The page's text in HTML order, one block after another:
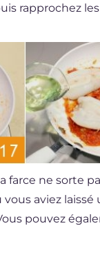
rapprochez
farce ne sorte
vous aviez
pouvez